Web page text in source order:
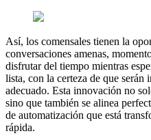
Así, los comensales tienen la
conversaciones amenas,
disfrutar del tiempo mientras
lista, con la certeza de que serán
adecuado. Esta innovación no
sino que también se alinea
de automatización que está
rápida.